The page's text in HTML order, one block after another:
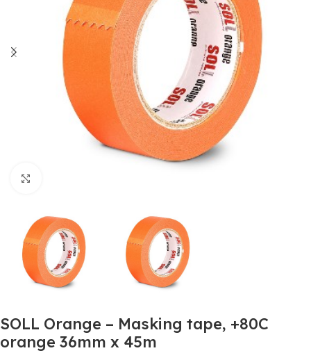
SOLL Orange – Masking tape, +80C
orange 36mm x 45m